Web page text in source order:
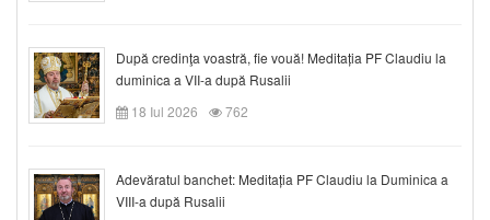
După credinţa voastră, fie vouă! Meditația PF Claudiu la
duminica a VII-a după Rusalii
18 Iul 2026
762
Adevăratul banchet: Meditația PF Claudiu la Duminica a
VIII-a după Rusalii